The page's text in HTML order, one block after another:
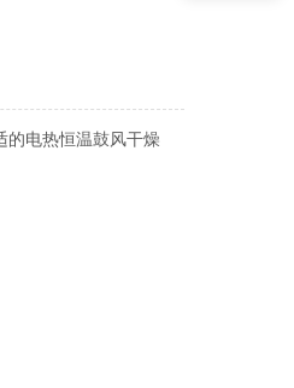
的电热恒温鼓风干燥